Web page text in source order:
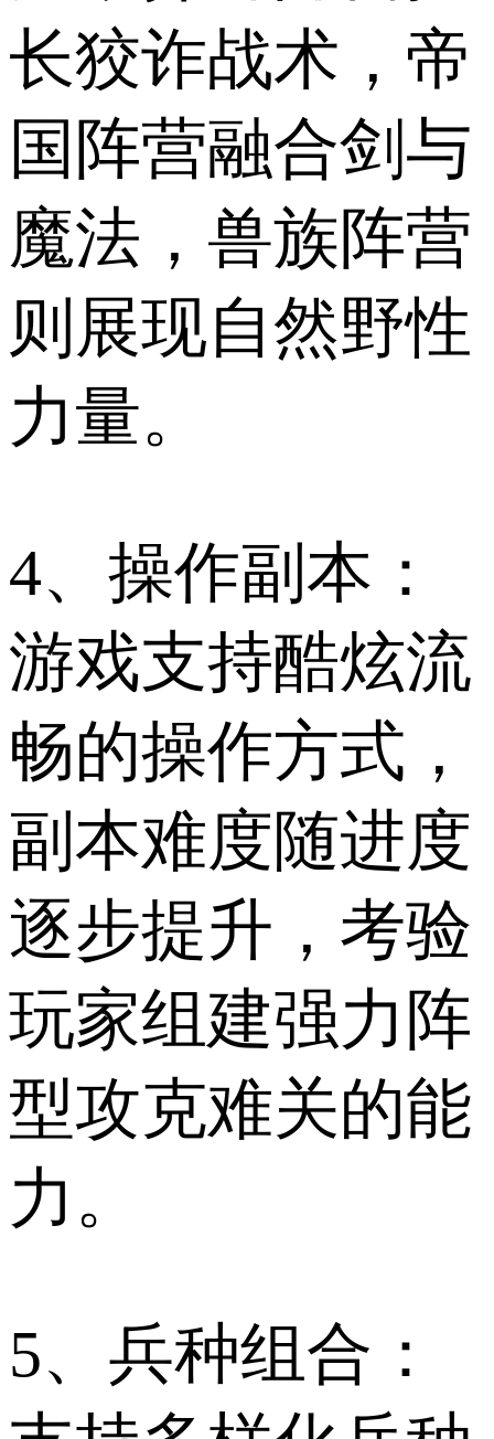
长狡诈战术，帝
国阵营融合剑与
魔法，兽族阵营
则展现自然野性
力量。
4、操作副本：
游戏支持酷炫流
畅的操作方式，
副本难度随进度
逐步提升，考验
玩家组建强力阵
型攻克难关的能
力。
5、兵种组合：